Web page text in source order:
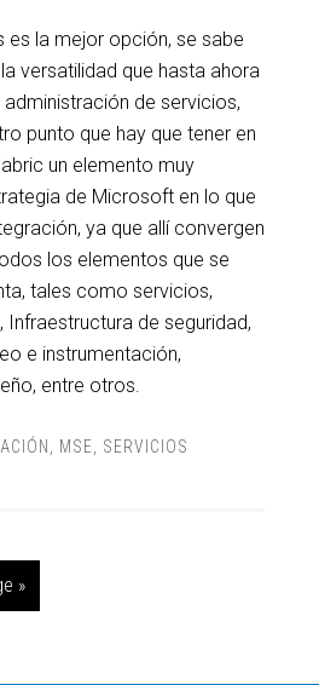
es la mejor opción, se sabe
versatilidad que hasta ahora
de servicios,
punto que hay que tener en
un elemento muy
de Microsoft en lo que
ya que allí convergen
los elementos que se
tales como servicios,
Infraestructura de seguridad,
e instrumentación,
entre otros.
MSE SERVICIOS
»